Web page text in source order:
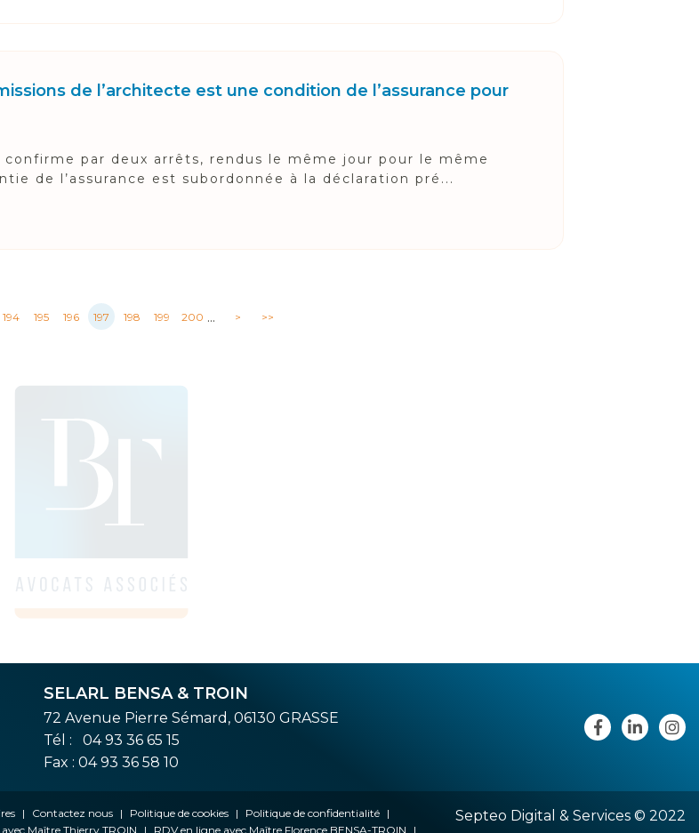
de l’architecte est une condition de l’assurance pour
confirme par deux arrêts, rendus le même jour pour le même
de l’assurance est subordonnée à la déclaration pré...
194 195 196 197 198 199 200 ... > >>
SELARL BENSA & TROIN
72 Avenue Pierre Sémard, 06130 GRASSE
Tél :
04 93 36 65 15
Fax : 04 93 36 58 10
Contactez nous Politique de cookies
Politique de confidentialité
Maître Thierry TROIN RDV en ligne avec Maître Florence BENSA-TROIN
Septeo Digital & Services © 2022